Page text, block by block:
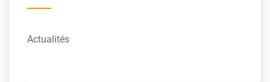
Actualités